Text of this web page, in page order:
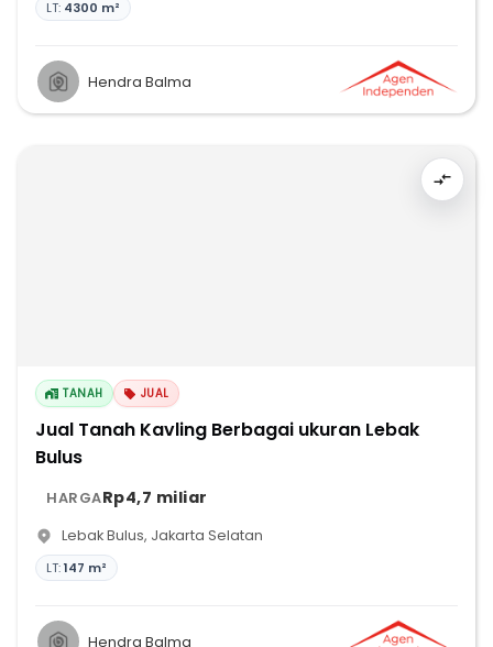
LT: 4300 m²
Hendra Balma
TANAH JUAL
Jual Tanah Kavling Berbagai ukuran Lebak
Bulus
HARGARp4,7 miliar
Lebak Bulus, Jakarta Selatan
LT:147 m²
Hendra Balma